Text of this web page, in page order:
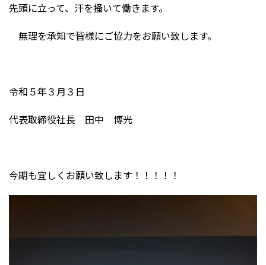
先頭に立って、汗を掻いて働きます。
無理を承知で皆様にご協力をお願い致します。
令和５年３月３日
代表取締役社長 田中 博光
今期も宜しくお願い致します！！！！！